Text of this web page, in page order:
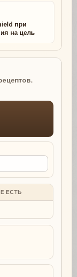
при
на цель
ЕСТЬ